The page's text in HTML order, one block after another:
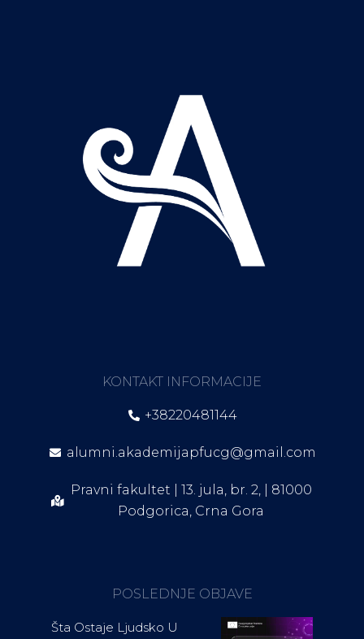
KONTAKT INFORMACIJE
+38220481144
alumni.akademijapfucg@gmail.com
Pravni fakultet | 13. jula, br. 2, | 81000
Podgorica, Crna Gora
POSLEDNJE OBJAVE
Šta Ostaje Ljudsko U